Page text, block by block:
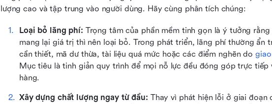
lượng cao và tập trung vào người dùng. Hãy cùng phân tích chúng:
Loại bỏ lãng phí: Trọng tâm của phần mềm tinh gọn là ý tưởng
mang lại giá trị thì nên loại bỏ. Trong phát triển, lãng phí thường ẩn
cần thiết, mã dư thừa, tài liệu quá mức hoặc các điểm nghẽn do
Mục tiêu là tinh giản quy trình để mọi nỗ lực đều đóng góp trực tiếp
hàng.
Xây dựng chất lượng ngay từ đầu: Thay vì phát hiện lỗi ở giai đoạn